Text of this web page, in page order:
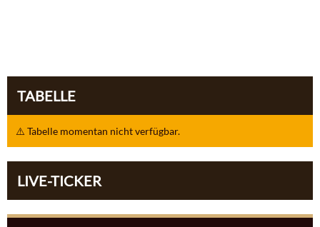
TABELLE
⚠️ Tabelle momentan nicht verfügbar.
LIVE-TICKER